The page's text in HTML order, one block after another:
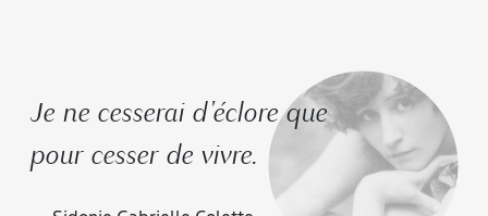
Je ne cesserai d'éclore que
pour cesser de vivre.